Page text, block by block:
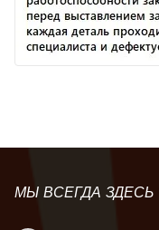
МЫ ВСЕГДА